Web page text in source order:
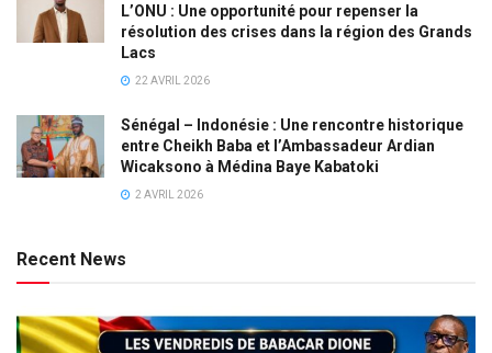
L’ONU : Une opportunité pour repenser la
résolution des crises dans la région des Grands
Lacs
22 AVRIL 2026
Sénégal – Indonésie : Une rencontre historique
entre Cheikh Baba et l’Ambassadeur Ardian
Wicaksono à Médina Baye Kabatoki
2 AVRIL 2026
Recent News